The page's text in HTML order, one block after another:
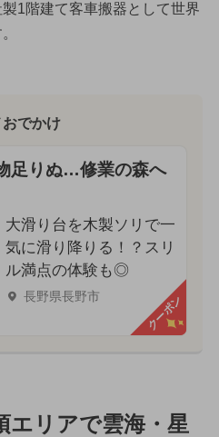
1階建て客車搬器として世界
でかけ
足りぬ…修業の森へ
大滑り台を木製ソリで一
気に滑り降りる！？スリ
ル満点の体験も◎
長野県長野市 クーポン
エリアで雲海・星